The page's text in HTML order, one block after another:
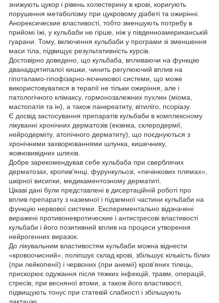
знижують цукор і рівень холестерину в крові, коригують
порушення метаболізму при цукровому діабеті та ожирінні.
Анорексические властивості, тобто зменшують потребу в
прийомі їжі, у кульбаби не гірше, ніж у південноамериканській
гуарани. Тому, включення кульбаби у програми зі зменшення
маси тіла, підвищує результативність курсів.
Достовірно доведено, що кульбаба, впливаючи на функцію
дванадцятипалої кишки, чинить регулюючий вплив на
гіпоталамо-гіпофізарно-яєчникової системи, що може
використовуватися в терапії не тільки ожиріння, але і
патологічного клімаксу, гормонозалежних пухлин (міома,
мастопатія та ін), а також панкреатиту, вітиліго, псоріазу.
Є досвід застосування препаратів кульбаби в комплексному
лікуванні хронічних дерматозів (екзема, склеродермії,
нейродерміту, атопічного дерматиту), що поєднуються з
хронічними захворюваннями шлунка, кишечнику,
жовчовивідних шляхів.
Добре зарекомендував себе кульбаба при сверблячих
дерматозах, кропив'янці, фурункульозі, «печінкових плямах»,
шкірної висипки, медикаментозному дерматиті.
Цікаві дані були представлені в дисертаційній роботі про
вплив препарату з наземної і підземної частини кульбаби на
функцію нервової системи. Експериментально відзначені
виражені противоневротические і антистресові властивості
кульбаби і його позитивний вплив на процеси утворення
нейрогенних виразок.
До лікувальним властивостям кульбаби можна віднести
«кровоочисний», поліпшує склад крові, збільшує кількість білих
(при лейкопенії) і червоних (при анемії) кров'яних тілець,
прискорює одужання після тяжких інфекцій, травм, операцій,
стресів, при весняної втоми, а також його властивості,
підвищують тонус при статевій слабкості і збільшують